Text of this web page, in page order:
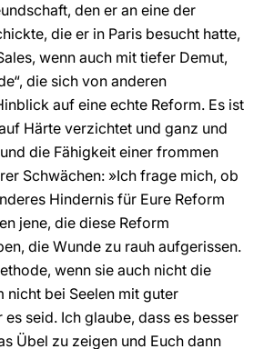
den er an eine der
die er in Paris besucht hatte,
wenn auch mit tiefer Demut,
die sich von anderen
auf eine echte Reform. Es ist
Härte verzichtet und ganz und
die Fähigkeit einer frommen
Schwächen: »Ich frage mich, ob
Hindernis für Eure Reform
jene, die diese Reform
die Wunde zu rauh aufgerissen.
wenn sie auch nicht die
nicht bei Seelen mit guter
seid. Ich glaube, dass es besser
Übel zu zeigen und Euch dann